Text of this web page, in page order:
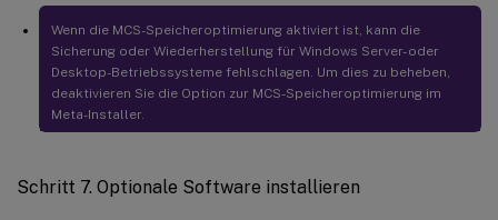
Wenn die MCS-Speicheroptimierung aktiviert ist, kann die
Sicherung oder Wiederherstellung für Windows Server- oder
Desktop-Betriebssysteme fehlschlagen. Um dies zu beheben,
deaktivieren Sie die Option zur MCS-Speicheroptimierung im
Meta-Installer.
Schritt 7. Optionale Software installieren